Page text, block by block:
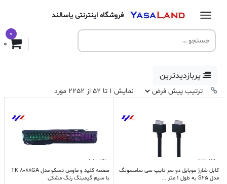
فروشگاه اینترنتی یاسالند
0
پربازدیدترین
نمایش 1 تا 52 از 2252 مورد
کابل شارژ موبایل دو سر تایپ سی سامسونگ
مدل S25 به طول 1 متر ...
صفحه کلید و ماوس تسکو مدل TK 8088GA
با سیم گیمینگ رنگ مشکی